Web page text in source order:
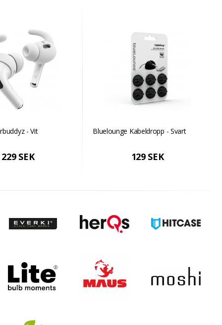
- Vit
229 SEK
Bluelounge Kabeldropp - Svart
129 SEK